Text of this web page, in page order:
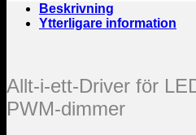
Beskrivning
Ytterligare information
Allt-i-ett-Driver för
PWM-dimmer